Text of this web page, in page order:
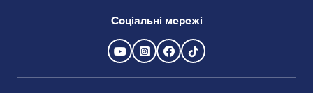
Соціальні мережі